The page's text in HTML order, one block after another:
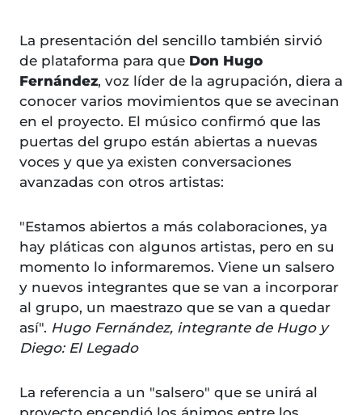
La presentación del sencillo también sirvió
de plataforma para que Don Hugo
Fernández, voz líder de la agrupación, diera a
conocer varios movimientos que se avecinan
en el proyecto. El músico confirmó que las
puertas del grupo están abiertas a nuevas
voces y que ya existen conversaciones
avanzadas con otros artistas:
"Estamos abiertos a más colaboraciones, ya
hay pláticas con algunos artistas, pero en su
momento lo informaremos. Viene un salsero
y nuevos integrantes que se van a incorporar
al grupo, un maestrazo que se van a quedar
así". Hugo Fernández, integrante de Hugo y
Diego: El Legado
La referencia a un "salsero" que se unirá al